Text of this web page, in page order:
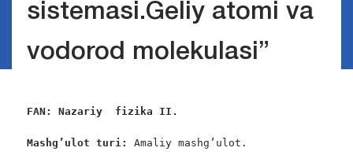
sistemasi.Geliy atomi va
vodorod molekulasi”
FAN: Nazariy  fizika II.
Mashg’ulot turi: Amaliy mashg’ulot.